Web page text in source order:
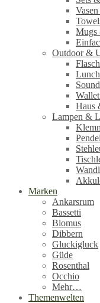
Mugs
Outdoor &
Haus
Lampen &
Marken
Ankarsrum
Bassetti
Blomus
Dibbern
Gluckigluck
Güde
Rosenthal
Occhio
Mehr…
Themenwelten